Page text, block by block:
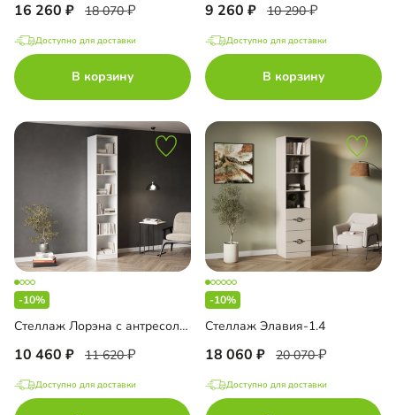
16 260 18 070
Доступно для доставки
В корзину
9 260 10 290
Доступно для доставки
В корзину
-10%
Стеллаж Лорэна с антресолью
10 460 11 620
Доступно для доставки
-10%
Стеллаж Элавия-1.4
18 060 20 070
Доступно для доставки